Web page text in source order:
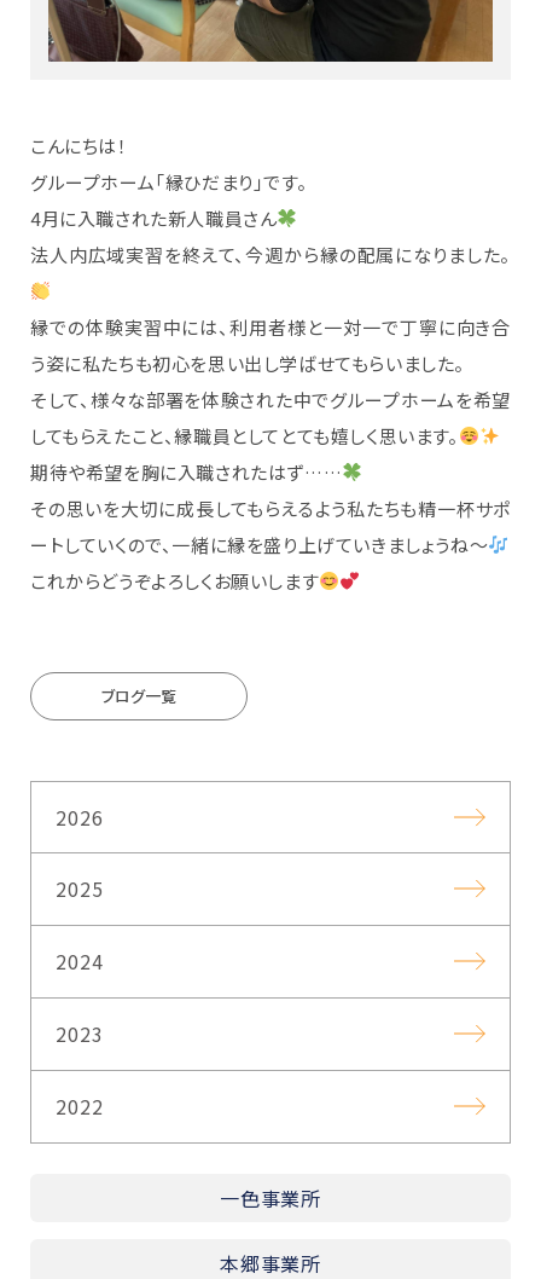
こんにちは！
グループホーム「縁ひだまり」です。
4月に入職された新人職員さん
法人内広域実習を終えて、今週から縁の配属になりました。
縁での体験実習中には、利用者様と一対一で丁寧に向き合
う姿に私たちも初心を思い出し学ばせてもらいました。
そして、様々な部署を体験された中でグループホームを希望
してもらえたこと、縁職員としてとても嬉しく思います。
期待や希望を胸に入職されたはず……
その思いを大切に成長してもらえるよう私たちも精一杯サポ
ートしていくので、一緒に縁を盛り上げていきましょうね〜
これからどうぞよろしくお願いします
ブログ一覧
2026
2025
2024
2023
2022
一色事業所
本郷事業所